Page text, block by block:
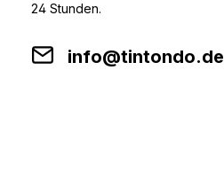
24 Stunden.
info@tintondo.de